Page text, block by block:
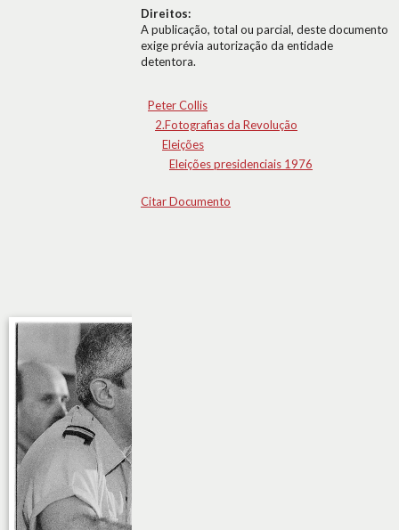
Direitos:
A publicação, total ou parcial, deste documento
exige prévia autorização da entidade
detentora.
Peter Collis
2.Fotografias da Revolução
Eleições
Eleições presidenciais 1976
Citar Documento